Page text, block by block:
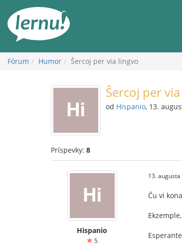
obsah
Fórum Humor Ŝercoj per via lingvo
Ŝercoj per
od Hispanio, 13.
Príspevky: 8
Hispanio
5
13.
Ĉu vi